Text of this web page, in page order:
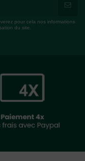
pour cela nos informations
du site.